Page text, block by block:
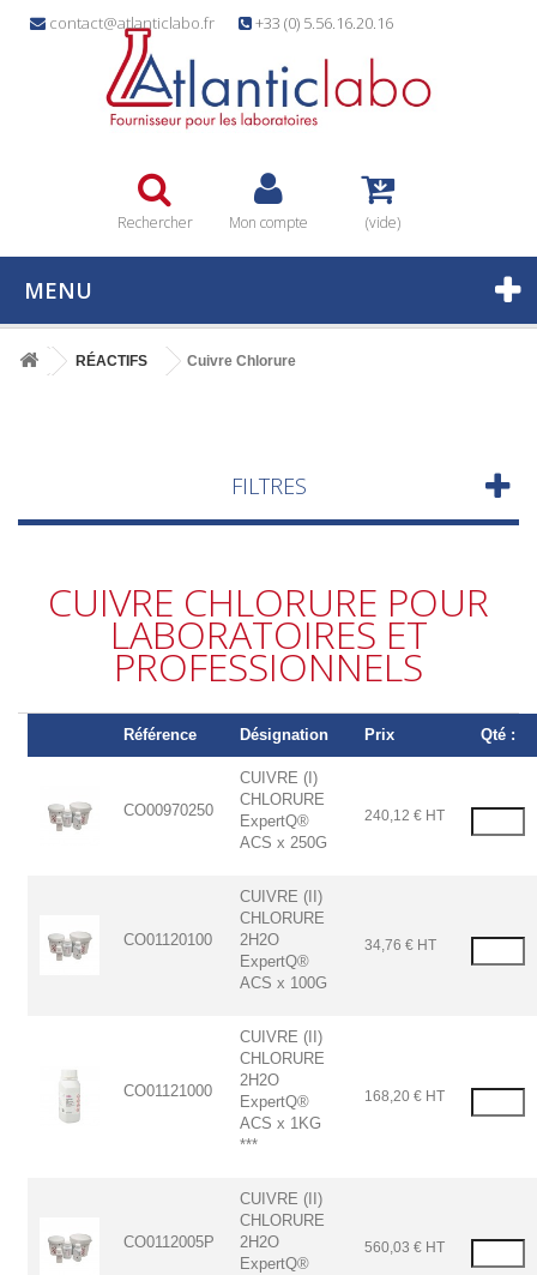
contact@atlanticlabo.fr +33 (0) 5.56.16.20.16
Rechercher Mon compte (vide)
MENU
RÉACTIFS Cuivre Chlorure
FILTRES
CUIVRE CHLORURE POUR
LABORATOIRES ET
PROFESSIONNELS
Référence Désignation Prix Qté :
CO00970250
CUIVRE (I)
CHLORURE
ExpertQ®
ACS x 250G
240,12 € HT
CO01120100
CUIVRE (II)
CHLORURE
2H2O
ExpertQ®
ACS x 100G
34,76 € HT
CO01121000
CUIVRE (II)
CHLORURE
2H2O
ExpertQ®
ACS x 1KG
***
168,20 € HT
CO0112005P
CUIVRE (II)
CHLORURE
2H2O
ExpertQ®
560,03 € HT